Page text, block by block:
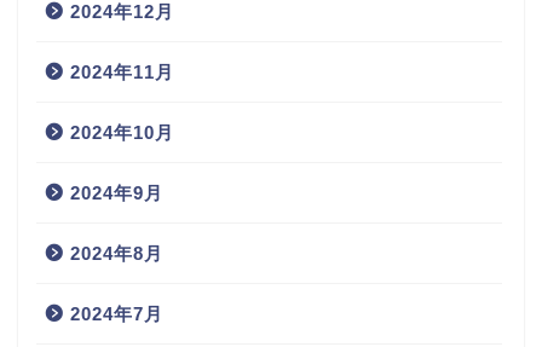
2024年12月
2024年11月
2024年10月
2024年9月
2024年8月
2024年7月